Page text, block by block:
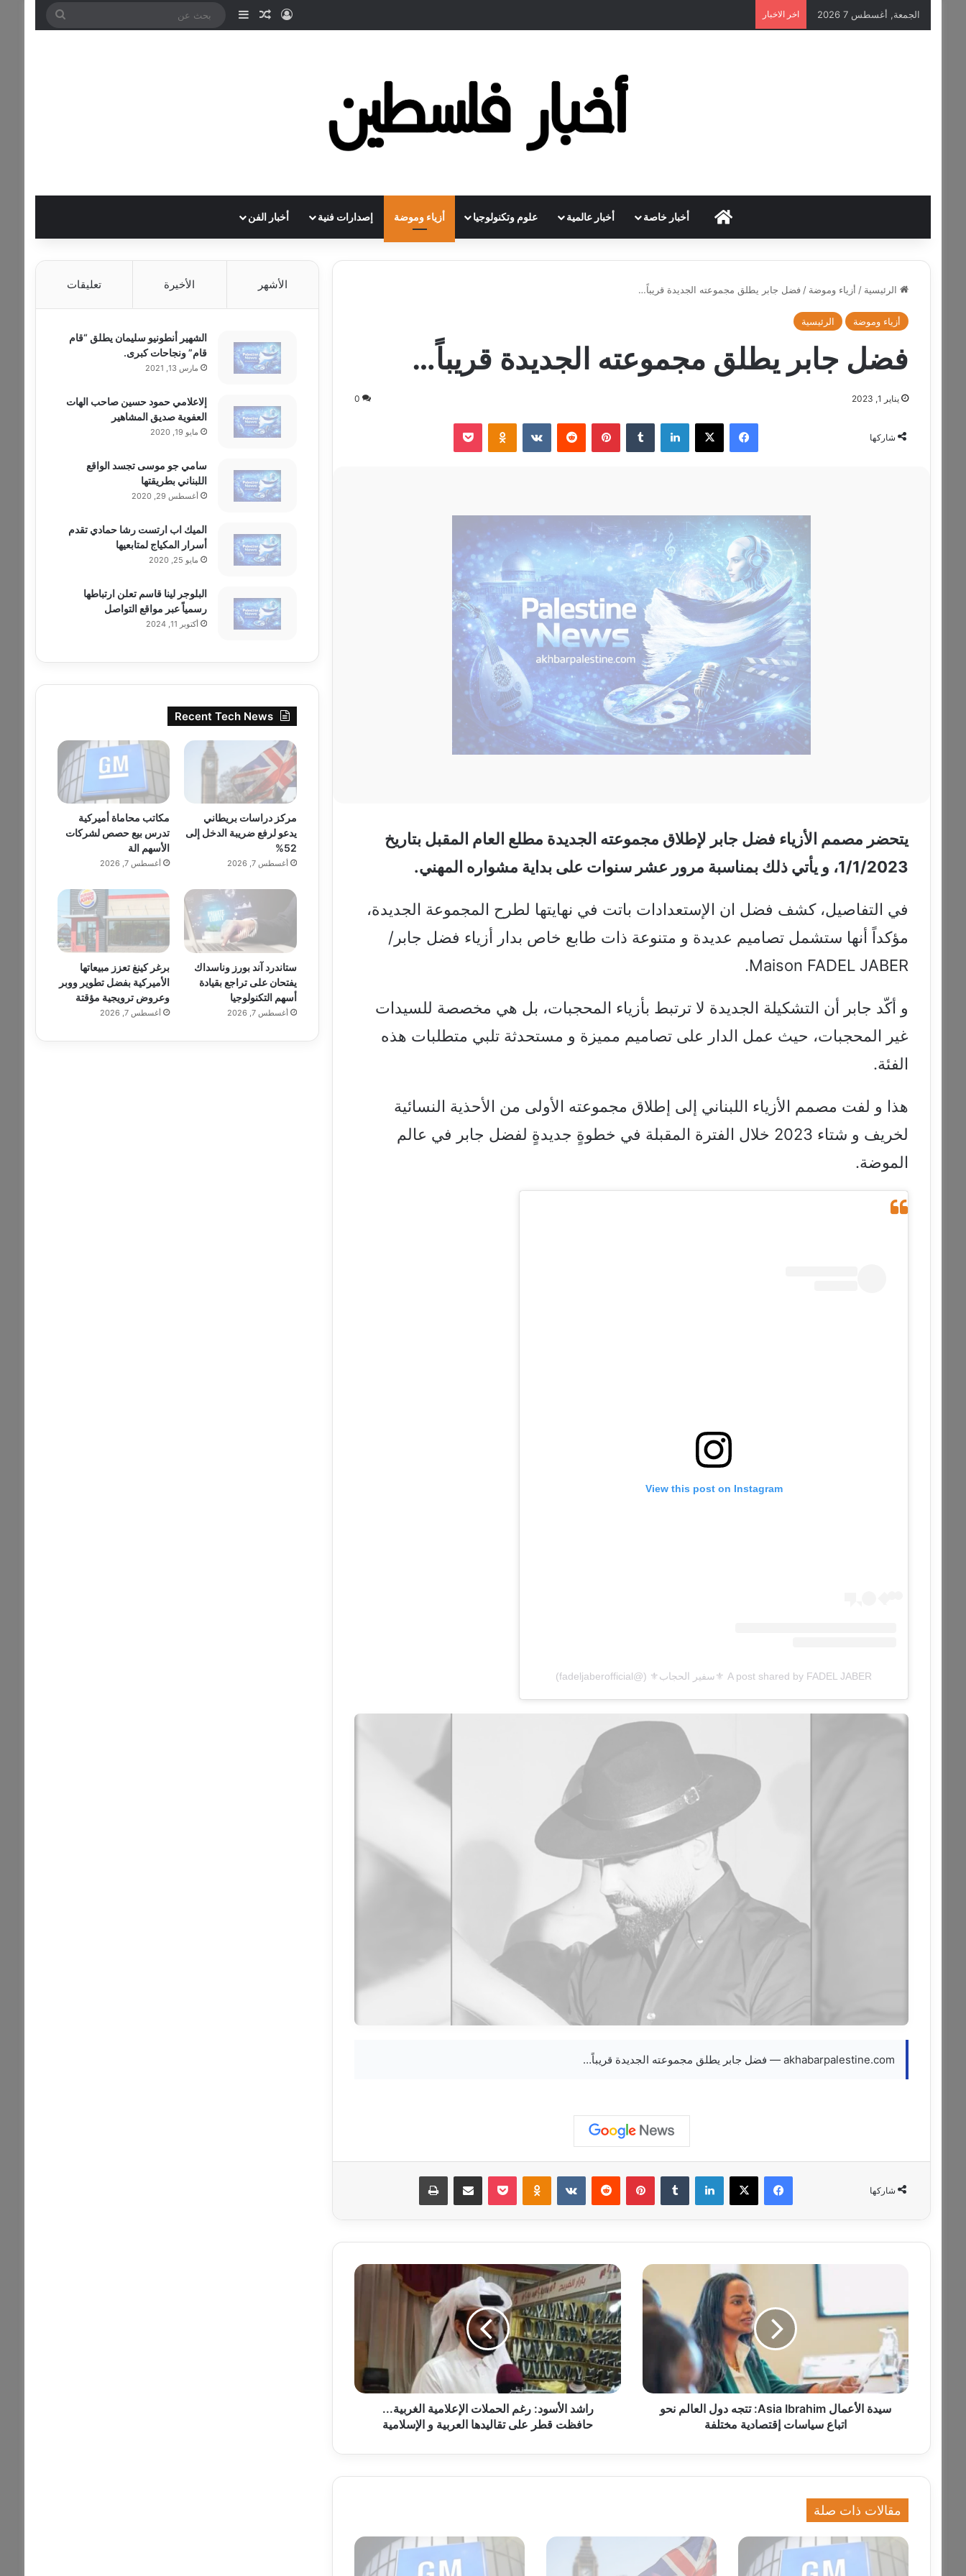
الجمعة, أغسطس 7 2026 اخر الاخبار تسجيل الدخول
مقال عشوائي
إضافة عمود جانبي
HOMEأخبار خاصة أخبار عالمية علوم وتكنولوجيا أزياء وموضة إصدارات فنية أخبار الفن
الرئيسية / أزياء وموضة / فضل جابر يطلق مجموعته الجديدة قريباً…
أزياء وموضة الرئيسية
فضل جابر يطلق مجموعته الجديدة قريباً…
يناير 1, 2023 0
شاركها
فيسبوك ‫X لينكدإن ‏Tumblr بينتيريست ‏Reddit
‏VKontakte
Odnoklassniki
‫Pocket
يتحضر مصمم الأزياء فضل جابر لإطلاق مجموعته الجديدة مطلع العام المقبل بتاريخ
1/1/2023، و يأتي ذلك بمناسبة مرور عشر سنوات على بداية مشواره المهني.
في التفاصيل، كشف فضل ان الإستعدادات باتت في نهايتها لطرح المجموعة الجديدة،
مؤكداً أنها ستشمل تصاميم عديدة و متنوعة ذات طابع خاص بدار أزياء فضل جابر/
Maison FADEL JABER.
و أكّد جابر أن التشكيلة الجديدة لا ترتبط بأزياء المحجبات، بل هي مخصصة للسيدات
غير المحجبات، حيث عمل الدار على تصاميم مميزة و مستحدثة تلبي متطلبات هذه
الفئة.
هذا و لفت مصمم الأزياء اللبناني إلى إطلاق مجموعته الأولى من الأحذية النسائية
لخريف و شتاء 2023 خلال الفترة المقبلة في خطوةٍ جديدةٍ لفضل جابر في عالم
الموضة.
View this post on Instagram
A post shared by FADEL JABER ⚜️سفير الحجاب⚜️ (@fadeljaberofficial)
akhabarpalestine.com — فضل جابر يطلق مجموعته الجديدة قريباً…
شاركها
فيسبوك ‫X لينكدإن ‏Tumblr بينتيريست ‏Reddit
‏VKontakte
Odnoklassniki
‫Pocket مشاركة عبر البريد طباعة
ة
أ
ع
م
s
I
a
سيدة الأعمال Asia Ibrahim: تتجه دول العالم نحو
اتباع سياسات إقتصادية مختلفة
ر
ا
ش
د
ا
ل
أ
س
و
غ
راشد الأسود: رغم الحملات الإعلامية الغربية...
حافظت قطر على تقاليدها العربية و الإسلامية
مقالات ذات صلة
الأشهر الأخيرة تعليقات
الشهير أنطونيو سليمان يطلق “قام
قام” ونجاحات كبرى.
مارس 13, 2021
إلاعلامي حمود حسين صاحب الهات
العفوية صديق المشاهير
مايو 19, 2020
سامي جو موسى تجسد الواقع
اللبناني بطريقتها
أغسطس 29, 2020
الميك اب ارتست رشا حمادي تقدم
أسرار المكياج لمتابعيها
مايو 25, 2020
البلوجر لينا قاسم تعلن ارتباطها
رسمياً عبر مواقع التواصل
أكتوبر 11, 2024
Recent Tech News
مركز دراسات بريطاني
يدعو لرفع ضريبة الدخل إلى
52%
أغسطس 7, 2026
مكاتب محاماة أميركية
تدرس بيع حصص لشركات
الأسهم الة
أغسطس 7, 2026
ستاندرد آند بورز وناسداك
يفتحان على تراجع بقيادة
أسهم التكنولوجيا
أغسطس 7, 2026
برغر كينغ تعزز مبيعاتها
الأميركية بفضل تطوير ووبر
وعروض ترويجية مؤقتة
أغسطس 7, 2026